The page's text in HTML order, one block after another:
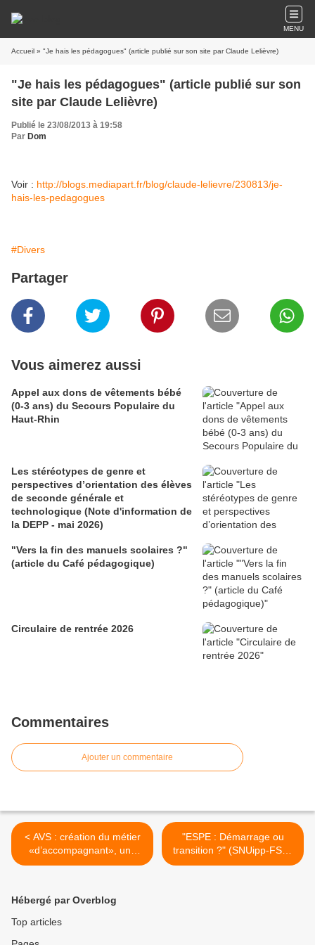
MENU
Accueil » "Je hais les pédagogues" (article publié sur son site par Claude Lelièvre)
"Je hais les pédagogues" (article publié sur son
site par Claude Lelièvre)
Publié le 23/08/2013 à 19:58
Par Dom
Voir : http://blogs.mediapart.fr/blog/claude-lelievre/230813/je-
hais-les-pedagogues
#Divers
Partager
Vous aimerez aussi
Appel aux dons de vêtements bébé
(0-3 ans) du Secours Populaire du
Haut-Rhin
Les stéréotypes de genre et
perspectives d’orientation des élèves
de seconde générale et
technologique (Note d'information de
la DEPP - mai 2026)
"Vers la fin des manuels scolaires ?"
(article du Café pédagogique)
Circulaire de rentrée 2026
Commentaires
Ajouter un commentaire
< AVS : création du métier
«d’accompagnant», une
avancée importante (UNSA
"ESPE : Démarrage ou
transition ?" (SNUipp-FSU)
>
Hébergé par Overblog
Top articles